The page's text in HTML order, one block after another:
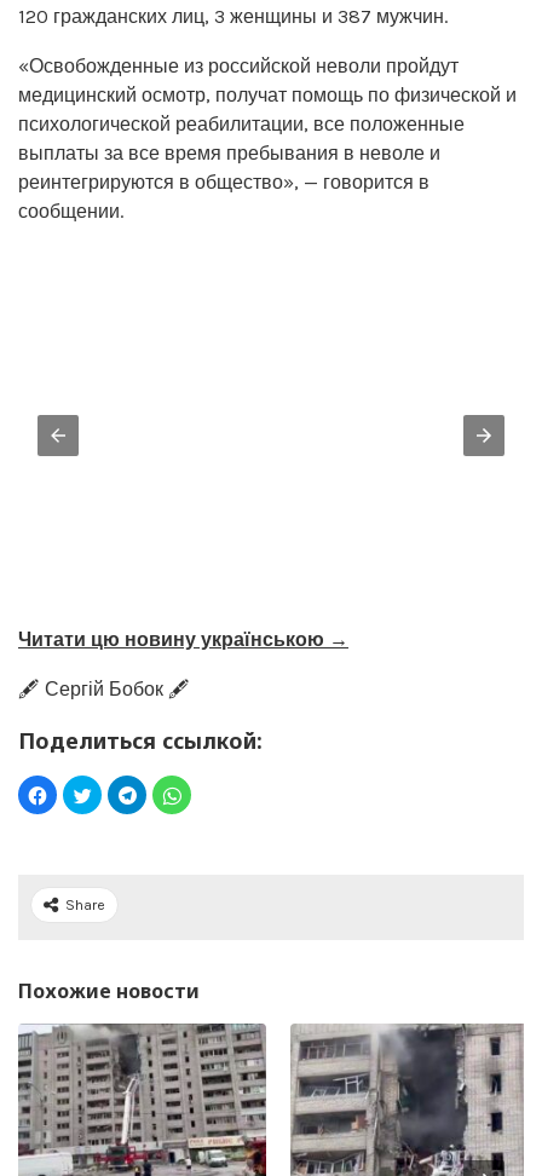
120 гражданских лиц, 3 женщины и 387 мужчин.
«Освобожденные из российской неволи пройдут
медицинский осмотр, получат помощь по физической и
психологической реабилитации, все положенные
выплаты за все время пребывания в неволе и
реинтегрируются в общество», — говорится в
сообщении.
Читати цю новину українською →
🖋️ Сергій Бобок 🖋️
Поделиться ссылкой:
Share
Похожие новости